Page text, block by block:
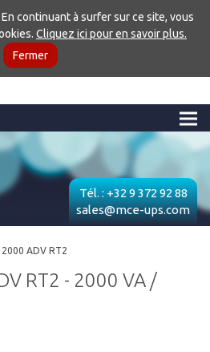
continuant à surfer sur ce site, vous
Cliquez ici pour en savoir plus.
Fermer
Tél. :+32 9 372 92 88
sales@mce-ups.com
2000 ADV RT2
RT2 - 2000 VA /